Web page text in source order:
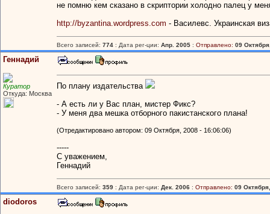
не помню кем сказано в скриптории холодно палец у
http://byzantina.wordpress.com - Василевс. Украинская
Всего записей: 774 : Дата рег-ции: Апр. 2005 : Отправлено: 09
Геннадий
Куратор
Откуда: Москва
По плану издательства
- А есть ли у Вас план, мистер Фикс?
- У меня два мешка отборного пакистанского плана!
(Отредактировано автором: 09 Октября, 2008 - 16:06:06)
-----
С уважением,
Геннадий
Всего записей: 359 : Дата рег-ции: Дек. 2006 : Отправлено: 09
diodoros